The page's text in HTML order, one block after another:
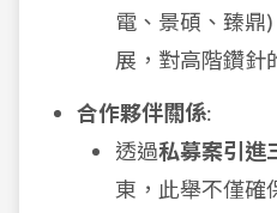
電、景碩、臻鼎
展，對高階鑽針
合作夥伴關係:
透過私募案引進
東，此舉不僅確